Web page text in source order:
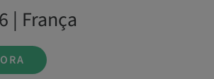
| França